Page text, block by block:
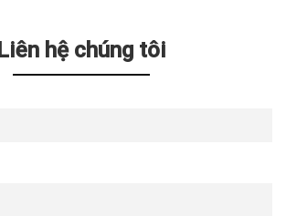
Liên hệ chúng tôi